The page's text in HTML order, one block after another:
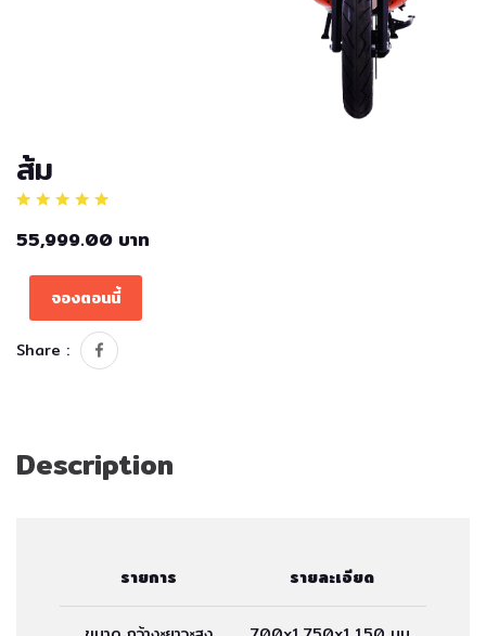
ส้ม
55,999.00 บาท
จองตอนนี้
Share :
Description
รายการ รายละเอียด